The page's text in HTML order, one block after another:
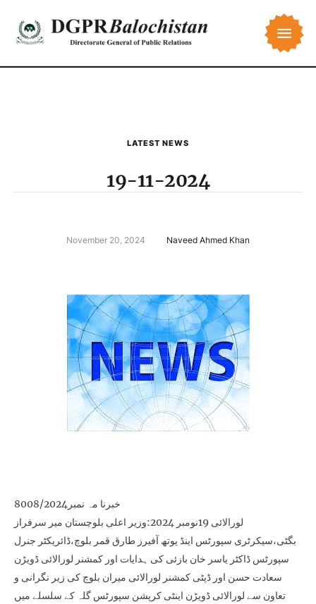
LATEST NEWS
19-11-2024
November 20, 2024 Naveed Ahmed Khan
خبرنا مہ نمبر8008/2024
لورالائی 19نومبر 2024:وزیر اعلی بلوچستان میر سرفراز
بگٹی،سیکرٹری سپورٹس اینڈ یوتھ آفیرز طارق قمر بلوچ،ڈائریکٹر جنرل
سپورٹس ڈاکٹر یاسر خان بازئی کی ہدایات اور کمشنر لورالائی ڈویڑن
سعادت حسن اور ڈپٹی کمشنر لورالائی میران بلوچ کی زیر نگرانی و
تعاون سے لورالائی ڈویڑن اینٹی کرپشن سپورٹس گلہ کے سلسلے میں